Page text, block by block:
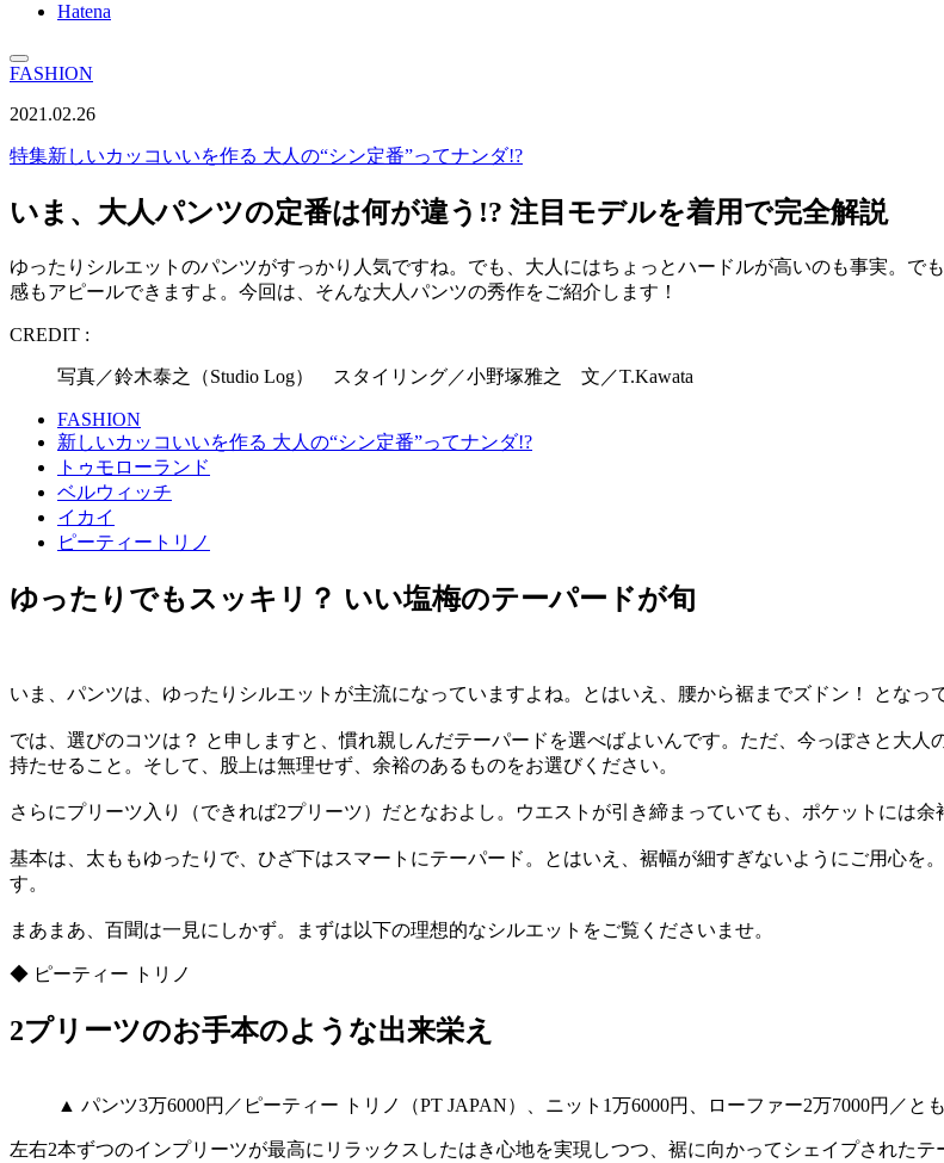
Hatena
FASHION
2021.02.26
特集新しいカッコいいを作る 大人の“シン定番”ってナンダ!?
いま、大人パンツの定番は何が違う!? 注目モデルを着用で完全解説
ゆったりシルエットのパンツがすっかり人気ですね。でも、大人にはちょっとハードルが高いのも事実。
感もアピールできますよ。今回は、そんな大人パンツの秀作をご紹介します！
CREDIT :
写真／鈴木泰之（Studio Log） スタイリング／小野塚雅之 文／T.Kawata
FASHION
新しいカッコいいを作る 大人の“シン定番”ってナンダ!?
トゥモローランド
ベルウィッチ
イカイ
ピーティートリノ
ゆったりでもスッキリ？ いい塩梅のテーパードが旬
いま、パンツは、ゆったりシルエットが主流になっていますよね。とはいえ、腰から裾までズドン！ となっ
では、選びのコツは？ と申しますと、慣れ親しんだテーパードを選べばよいんです。ただ、今っぽさと大
持たせること。そして、股上は無理せず、余裕のあるものをお選びください。
さらにプリーツ入り（できれば2プリーツ）だとなおよし。ウエストが引き締まっていても、ポケットには余
基本は、太ももゆったりで、ひざ下はスマートにテーパード。とはいえ、裾幅が細すぎないようにご用心
す。
まあまあ、百聞は一見にしかず。まずは以下の理想的なシルエットをご覧くださいませ。
◆ ピーティー トリノ
2プリーツのお手本のような出来栄え
▲ パンツ3万6000円／ピーティー トリノ（PT JAPAN）、ニット1万6000円、ローファー2万7000円／
左右2本ずつのインプリーツが最高にリラックスしたはき心地を実現しつつ、裾に向かってシェイプされた